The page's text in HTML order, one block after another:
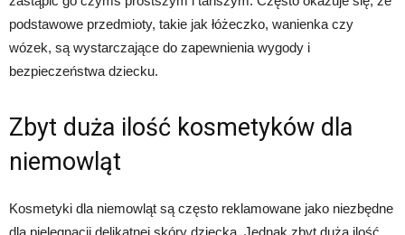
podstawowe przedmioty, takie jak łóżeczko, wanienka czy
wózek, są wystarczające do zapewnienia wygody i
bezpieczeństwa dziecku.
Zbyt duża ilość kosmetyków dla
niemowląt
Kosmetyki dla niemowląt są często reklamowane jako niezbędne
dla pielęgnacji delikatnej skóry dziecka. Jednak zbyt duża ilość